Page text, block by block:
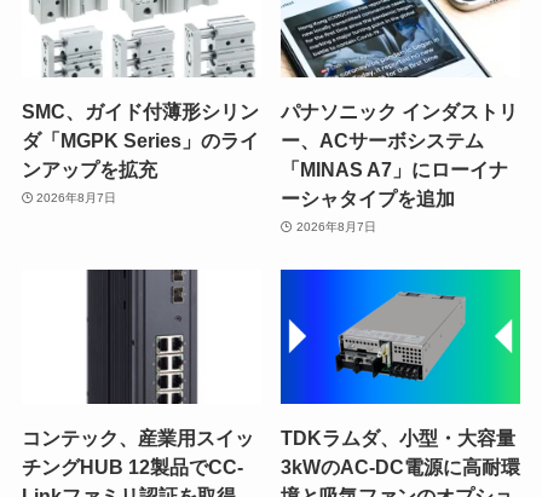
SMC、ガイド付薄形シリン
ダ「MGPK Series」のライ
ンアップを拡充
2026年8月7日
パナソニック インダストリ
ー、ACサーボシステム
「MINAS A7」にローイナ
ーシャタイプを追加
2026年8月7日
コンテック、産業用スイッ
チングHUB 12製品でCC-
TDKラムダ、小型・大容量
3kWのAC-DC電源に高耐環